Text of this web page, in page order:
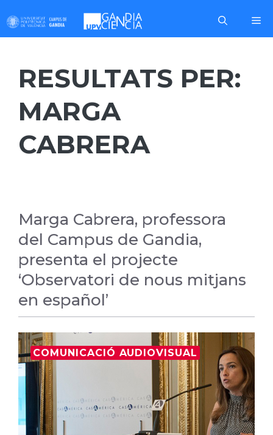
to
content
RESULTATS PER:
MARGA
CABRERA
Marga Cabrera, professora
del Campus de Gandia,
presenta el projecte
‘Observatori de nous mitjans
en español’
COMUNICACIÓ AUDIOVISUAL